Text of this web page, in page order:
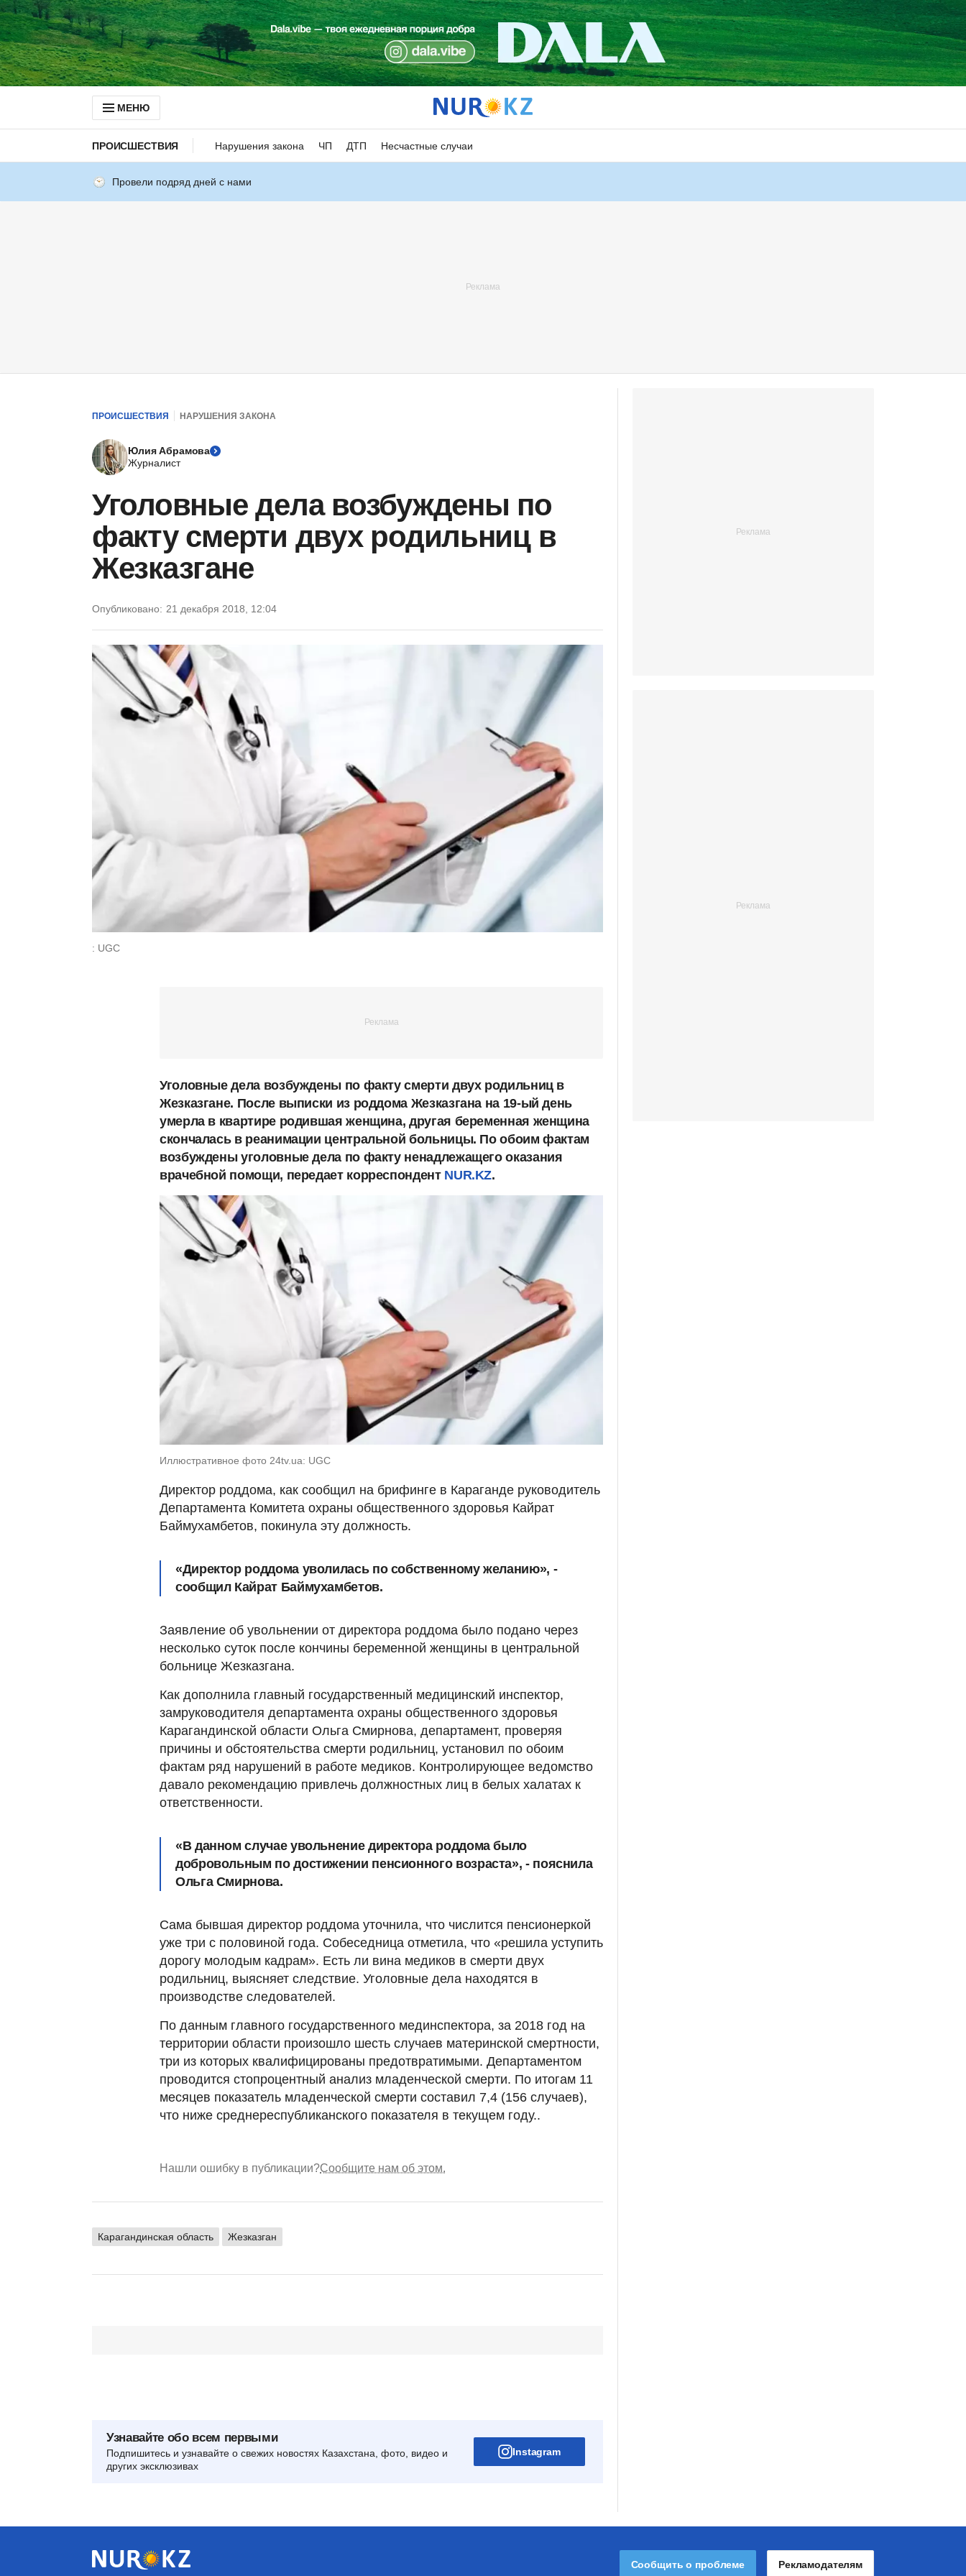
МЕНЮ
ПРОИСШЕСТВИЯ Нарушения закона ЧП ДТП Несчастные случаи
Провели подряд дней с нами
ПРОИСШЕСТВИЯ НАРУШЕНИЯ ЗАКОНА
Юлия Абрамова
Журналист
Уголовные дела возбуждены по
факту смерти двух родильниц в
Жезказгане
Опубликовано: 21 декабря 2018, 12:04
: UGC
Уголовные дела возбуждены по факту смерти двух родильниц в
Жезказгане. После выписки из роддома Жезказгана на 19-ый день
умерла в квартире родившая женщина, другая беременная женщина
скончалась в реанимации центральной больницы. По обоим фактам
возбуждены уголовные дела по факту ненадлежащего оказания
врачебной помощи, передает корреспондент NUR.KZ.
Иллюстративное фото 24tv.ua: UGC
Директор роддома, как сообщил на брифинге в Караганде руководитель
Департамента Комитета охраны общественного здоровья Кайрат
Баймухамбетов, покинула эту должность.
«Директор роддома уволилась по собственному желанию», -
сообщил Кайрат Баймухамбетов.
Заявление об увольнении от директора роддома было подано через
несколько суток после кончины беременной женщины в центральной
больнице Жезказгана.
Как дополнила главный государственный медицинский инспектор,
замруководителя департамента охраны общественного здоровья
Карагандинской области Ольга Смирнова, департамент, проверяя
причины и обстоятельства смерти родильниц, установил по обоим
фактам ряд нарушений в работе медиков. Контролирующее ведомство
давало рекомендацию привлечь должностных лиц в белых халатах к
ответственности.
«В данном случае увольнение директора роддома было
добровольным по достижении пенсионного возраста», - пояснила
Ольга Смирнова.
Сама бывшая директор роддома уточнила, что числится пенсионеркой
уже три с половиной года. Собеседница отметила, что «решила уступить
дорогу молодым кадрам». Есть ли вина медиков в смерти двух
родильниц, выясняет следствие. Уголовные дела находятся в
производстве следователей.
По данным главного государственного мединспектора, за 2018 год на
территории области произошло шесть случаев материнской смертности,
три из которых квалифицированы предотвратимыми. Департаментом
проводится стопроцентный анализ младенческой смерти. По итогам 11
месяцев показатель младенческой смерти составил 7,4 (156 случаев),
что ниже среднереспубликанского показателя в текущем году..
Нашли ошибку в публикации?Сообщите нам об этом.
Карагандинская область Жезказган
Узнавайте обо всем первыми
Подпишитесь и узнавайте о свежих новостях Казахстана, фото, видео и
других эксклюзивах
Instagram
Сообщить о проблеме Рекламодателям